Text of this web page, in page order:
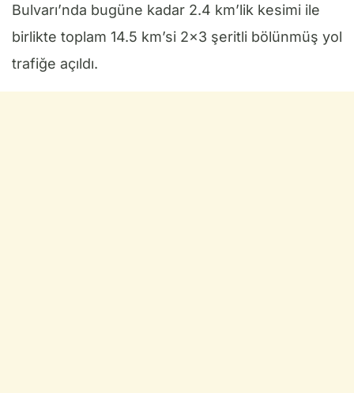
Bulvarı’nda bugüne kadar 2.4 km’lik kesimi ile
birlikte toplam 14.5 km’si 2×3 şeritli bölünmüş yol
trafiğe açıldı.